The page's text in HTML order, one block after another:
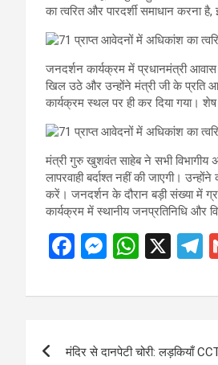
का त्वरित और पारदर्शी समाधान करना
जनदर्शन कार्यक्रम में प्रधानमंत्री आवास
खिल उठे और उन्होंने मंत्री जी के प्रति
कार्यक्रम स्थल पर ही कर दिया गया।
मंत्री गुरु खुशवंत साहेब ने सभी विभागीय
लापरवाही बर्दाश्त नहीं की जाएगी।
करें। जनदर्शन के दौरान बड़ी संख्या में
कार्यक्रम में स्थानीय जनप्रतिनिधि और
F
ce
o
M
se
g
W
at
A
X
T
e
a
मंदिर से दानपेटी चोरी: लड़कियाँ